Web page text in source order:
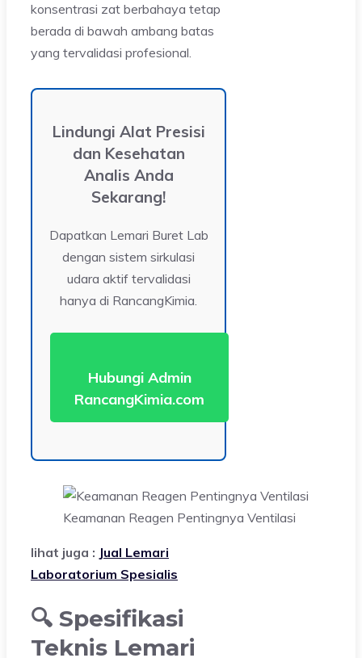
konsentrasi zat berbahaya tetap
berada di bawah ambang batas
yang tervalidasi profesional.
Lindungi Alat Presisi
dan Kesehatan
Analis Anda
Sekarang!
Dapatkan Lemari Buret Lab
dengan sistem sirkulasi
udara aktif tervalidasi
hanya di RancangKimia.
Hubungi Admin
RancangKimia.com
Keamanan Reagen Pentingnya Ventilasi
lihat juga : Jual Lemari
Laboratorium Spesialis
🔍 Spesifikasi
Teknis Lemari